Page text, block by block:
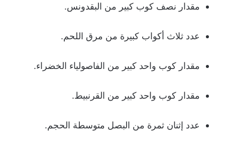
مقدار نصف كوب كبير من البقدونس.
عدد ثلاث أكواب كبيرة من مرق اللحم.
مقدار كوب واحد كبير من الفاصولياء الخضراء.
مقدار كوب واحد كبير من القرنبيط.
عدد إثنان ثمرة من البصل متوسطة الحجم.